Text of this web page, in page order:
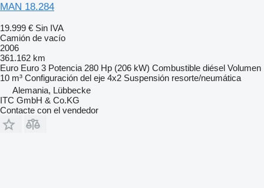
MAN 18.284
19.999 € Sin IVA
Camión de vacío
2006
361.162 km
Euro Euro 3 Potencia 280 Hp (206 kW) Combustible diésel Volumen
10 m³ Configuración del eje 4x2 Suspensión resorte/neumática
Alemania, Lübbecke
ITC GmbH & Co.KG
Contacte con el vendedor